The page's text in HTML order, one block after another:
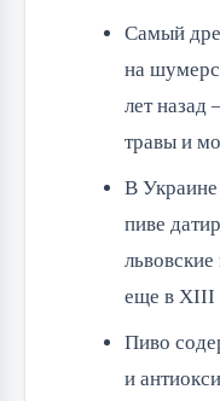
Самый
на
лет назад
травы и
В
пиве
еще в XIII
Пиво
и